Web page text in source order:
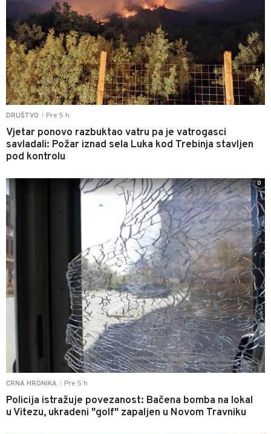
DRUŠTVO Pre 5 h
Vjetar ponovo razbuktao vatru pa je vatrogasci
savladali: Požar iznad sela Luka kod Trebinja stavljen
pod kontrolu
CRNA HRONIKA Pre 5 h
Policija istražuje povezanost: Bačena bomba na lokal
u Vitezu, ukradeni "golf" zapaljen u Novom Travniku
0